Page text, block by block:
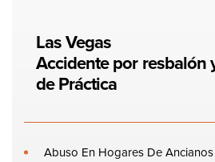
Las Vegas
Accidente por resbalón
de Práctica
Abuso En Hogares De Ancianos